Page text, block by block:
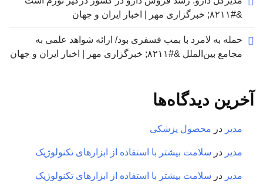
&#۸۲۱۱; خبرگزاری مهر | اخبار ایران و جهان
حمله به لامرد با بمب فسفری بود/ ارائه شواهد علمی به
مجامع بین‌الملل &#۸۲۱۱; خبرگزاری مهر | اخبار ایران و جهان
آخرین دیدگاه‌ها
مدیر در محصول پزشکی
مدیر در سلامت بیشتر با استفاده از ابزارهای تکنولوژیک
مدیر در سلامت بیشتر با استفاده از ابزارهای تکنولوژیک